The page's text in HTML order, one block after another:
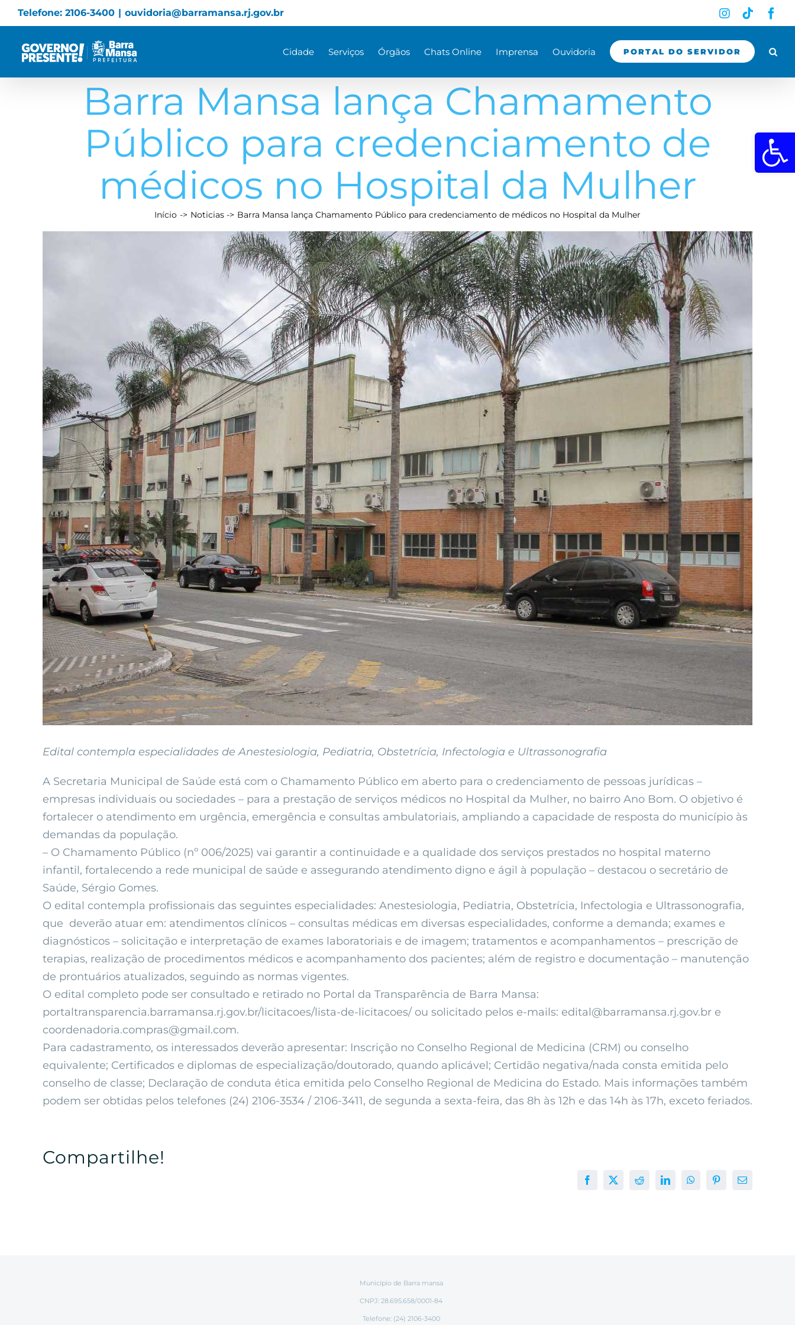
Abrir a
Skip
to
content
Telefone: 2106-3400 | ouvidoria@barramansa.rj.gov.br Instagram
Tiktok
Cidade Serviços Órgãos Chats Online Imprensa Ouvidoria PORTAL DO SERVIDOR
Barra Mansa lança Chamamento
Público para credenciamento de
médicos no Hospital da Mulher
Início Noticias Barra Mansa lança Chamamento Público para credenciamento de médicos no Hospital da Mulher
Edital contempla especialidades de Anestesiologia, Pediatria, Obstetrícia, Infectologia e Ultrassonografia
A Secretaria Municipal de Saúde está com o Chamamento Público em aberto para o credenciamento de pessoas jurídicas –
empresas individuais ou sociedades – para a prestação de serviços médicos no Hospital da Mulher, no bairro Ano Bom. O objetivo é
fortalecer o atendimento em urgência, emergência e consultas ambulatoriais, ampliando a capacidade de resposta do município às
demandas da população.
– O Chamamento Público (nº 006/2025) vai garantir a continuidade e a qualidade dos serviços prestados no hospital materno
infantil, fortalecendo a rede municipal de saúde e assegurando atendimento digno e ágil à população – destacou o secretário de
Saúde, Sérgio Gomes.
O edital contempla profissionais das seguintes especialidades: Anestesiologia, Pediatria, Obstetrícia, Infectologia e Ultrassonografia,
que deverão atuar em: atendimentos clínicos – consultas médicas em diversas especialidades, conforme a demanda; exames e
diagnósticos – solicitação e interpretação de exames laboratoriais e de imagem; tratamentos e acompanhamentos – prescrição de
terapias, realização de procedimentos médicos e acompanhamento dos pacientes; além de registro e documentação – manutenção
de prontuários atualizados, seguindo as normas vigentes.
O edital completo pode ser consultado e retirado no Portal da Transparência de Barra Mansa:
portaltransparencia.barramansa.rj.gov.br/licitacoes/lista-de-licitacoes/ ou solicitado pelos e-mails: edital@barramansa.rj.gov.br e
coordenadoria.compras@gmail.com.
Para cadastramento, os interessados deverão apresentar: Inscrição no Conselho Regional de Medicina (CRM) ou conselho
equivalente; Certificados e diplomas de especialização/doutorado, quando aplicável; Certidão negativa/nada consta emitida pelo
conselho de classe; Declaração de conduta ética emitida pelo Conselho Regional de Medicina do Estado. Mais informações também
podem ser obtidas pelos telefones (24) 2106-3534 / 2106-3411, de segunda a sexta-feira, das 8h às 12h e das 14h às 17h, exceto feriados.
Compartilhe!
Facebook
X RedditLinkedInWhatsAppPinterest
E-
Município de Barra mansa
CNPJ: 28.695.658/0001-84
Telefone: (24) 2106-3400